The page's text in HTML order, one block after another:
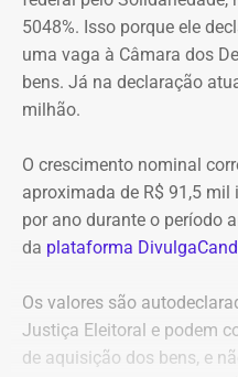
confiabilidade das
foi encaminhado ao
Contas e ao Conselho
Econômica (Cade).
Nova gestão
instituto
As novas suspeitas
Ministério Público que
de desvio de recursos
86 milhões.
seguem no local
Até o momento, não há
Também não se sabe o
5048%. Isso porque ele
uma vaga à Câmara dos
bens. Já na declaração
milhão.
O crescimento nominal
aproximada de R$ 91,5
por ano durante o período
da plataforma DivulgaCand
Os valores são
Justiça Eleitoral e podem
de aquisição dos bens, e